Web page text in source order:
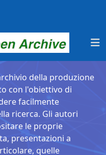
della produzione
con l'obiettivo di
facilmente
ricerca. Gli autori
le proprie
presentazioni a
quelle